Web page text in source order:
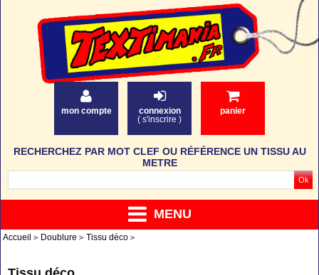
mon compte
connexion
( s'inscrire )
panier
MENU
RECHERCHEZ PAR MOT CLEF OU RÉFÉRENCE UN TISSU AU
METRE
Accueil Doublure Tissu déco